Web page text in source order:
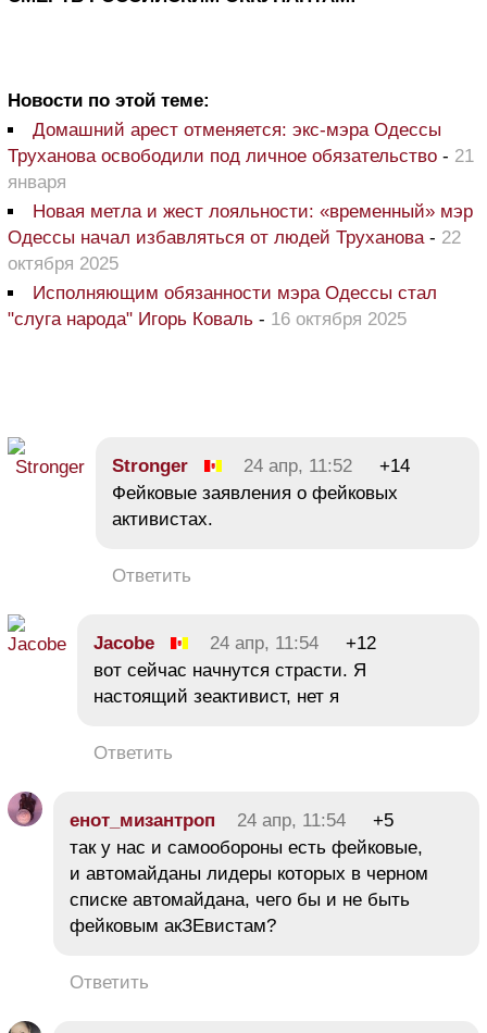
Новости по этой теме:
Домашний арест отменяется: экс-мэра Одессы
Труханова освободили под личное обязательство - 21
января
Новая метла и жест лояльности: «временный» мэр
Одессы начал избавляться от людей Труханова- 22
октября 2025
Исполняющим обязанности мэра Одессы стал
"слуга народа" Игорь Коваль - 16 октября 2025
Strоngеr 24 апр, 11:52
+14
Фейковые заявления о фейковых
активистах.
Ответить
Jacobe 24 апр, 11:54
+12
вот сейчас начнутся страсти. Я
настоящий зеактивист, нет я
Ответить
енот_мизантроп 24 апр, 11:54
+5
так у нас и самообороны есть фейковые,
и автомайданы лидеры которых в черном
списке автомайдана, чего бы и не быть
фейковым акЗЕвистам?
Ответить